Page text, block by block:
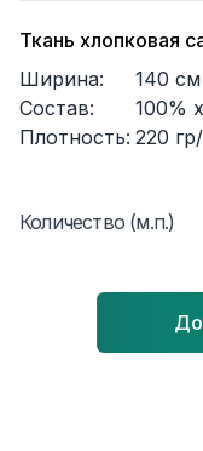
Ткань хлопковая
Ширина:
140 см
Состав:
100%
Плотность: 220
Количество (м.п.)